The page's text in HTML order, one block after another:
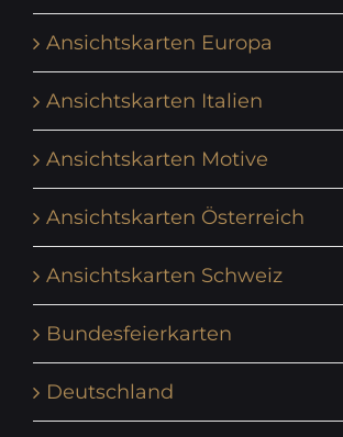
Ansichtskarten Europa
Ansichtskarten Italien
Ansichtskarten Motive
Ansichtskarten Österreich
Ansichtskarten Schweiz
Bundesfeierkarten
Deutschland